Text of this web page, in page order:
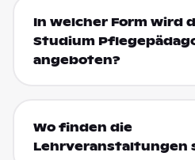
In welcher Form wird
Studium
angeboten?
Wo finden die
Lehrveranstaltungen